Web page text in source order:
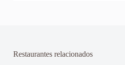
Restaurantes relacionados